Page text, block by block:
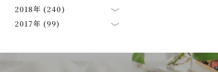
2018年 (240)
2017年 (99)